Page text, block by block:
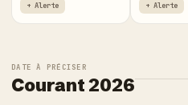
+ Alerte
+ Alerte
DATE À PRÉCISER
Courant 2026